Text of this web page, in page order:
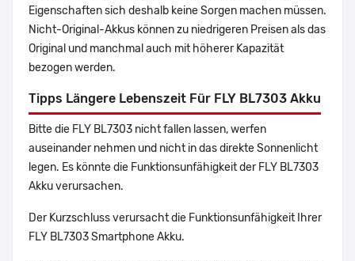
Eigenschaften sich deshalb keine Sorgen machen müssen.
Nicht-Original-Akkus können zu niedrigeren Preisen als das
Original und manchmal auch mit höherer Kapazität
bezogen werden.
Tipps Längere Lebenszeit Für FLY BL7303 Akku
Bitte die FLY BL7303 nicht fallen lassen, werfen
auseinander nehmen und nicht in das direkte Sonnenlicht
legen. Es könnte die Funktionsunfähigkeit der FLY BL7303
Akku verursachen.
Der Kurzschluss verursacht die Funktionsunfähigkeit Ihrer
FLY BL7303 Smartphone Akku.